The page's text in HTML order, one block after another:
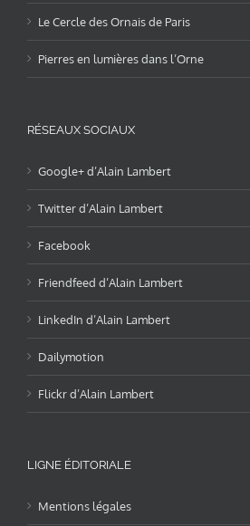
Le Cercle des Ornais de Paris
Pierres en lumières dans l’Orne
RÉSEAUX SOCIAUX
Google+ d’Alain Lambert
Twitter d’Alain Lambert
Facebook
Friendfeed d’Alain Lambert
LinkedIn d’Alain Lambert
Dailymotion
Flickr d’Alain Lambert
LIGNE ÉDITORIALE
Mentions légales